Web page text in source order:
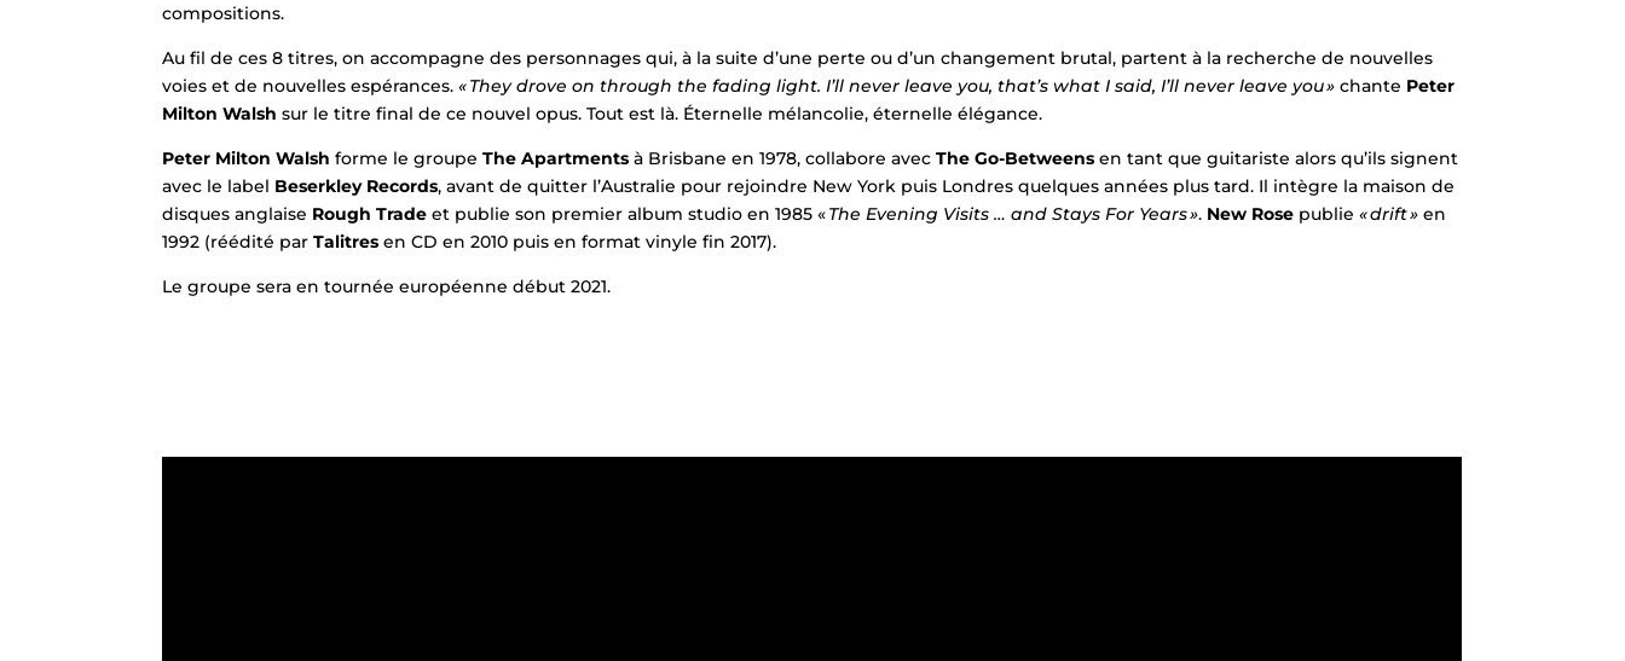
compositions.
Au fil de ces 8 titres, on accompagne des personnages qui, à la suite d’une perte ou d’un changement brutal, partent à la recherche de nouvelles
voies et de nouvelles espérances.« They drove on through the fading light. I’ll never leave you, that’s what I said, I’ll never leave you » chante Peter
Milton Walsh sur le titre final de ce nouvel opus. Tout est là. Éternelle mélancolie, éternelle élégance.
Peter Milton Walsh forme le groupeThe Apartments à Brisbane en 1978, collabore avecThe Go-Betweens en tant que guitariste alors qu’ils signent
avec le label Beserkley Records, avant de quitter l’Australie pour rejoindre New York puis Londres quelques années plus tard. Il intègre la maison de
disques anglaise Rough Trade et publie son premier album studio en 1985 «The Evening Visits … and Stays For Years ». New Rose publie« drift » en
1992 (réédité parTalitres en CD en 2010 puis en format vinyle fin 2017).
Le groupe sera en tournée européenne début 2021.